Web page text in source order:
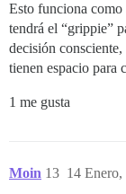
Esto funciona
tendrá el “grippie”
decisión
tienen espacio para
1 me gusta
Moin 14
13